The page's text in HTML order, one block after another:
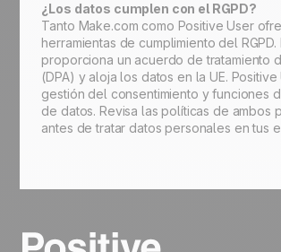
¿Los datos cumplen con el RGPD?
Tanto Make.com como Positive User
herramientas de cumplimiento del RGPD.
proporciona un acuerdo de tratamiento
(DPA) y aloja los datos en la UE.
gestión del consentimiento y funciones
de datos. Revisa las políticas de ambos
antes de tratar datos personales en tus